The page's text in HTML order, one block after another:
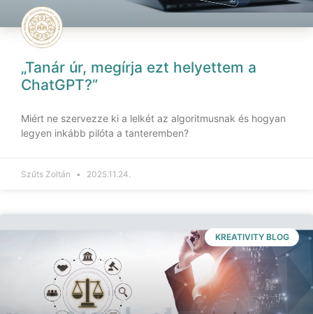
„Tanár úr, megírja ezt helyettem a
ChatGPT?”
Miért ne szervezze ki a lelkét az algoritmusnak és hogyan
legyen inkább pilóta a tanteremben?
Szűts Zoltán 2025.11.24.
KREATIVITY BLOG